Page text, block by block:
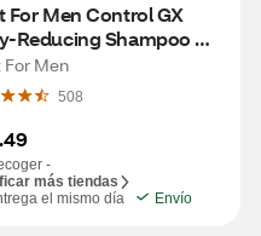
For Men Control GX
Reducing Shampoo &
4 OZ
Men
508
-
más tiendas
el mismo día
Envío